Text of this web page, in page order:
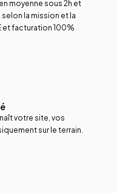
moyenne sous 2h et
la mission et la
et facturation 100%
votre site, vos
sur le terrain.